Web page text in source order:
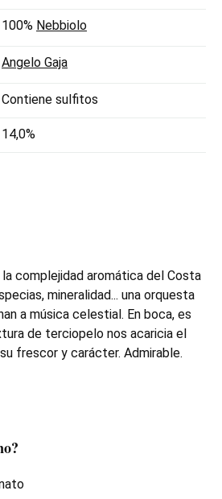
100% Nebbiolo
Angelo Gaja
Contiene sulfitos
14,0%
complejidad aromática del Costa
mineralidad... una orquesta
a música celestial. En boca, es
de terciopelo nos acaricia el
frescor y carácter. Admirable.